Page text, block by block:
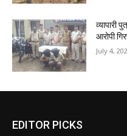
व्यापारी
आरोपी
July 4,
EDITOR PICKS